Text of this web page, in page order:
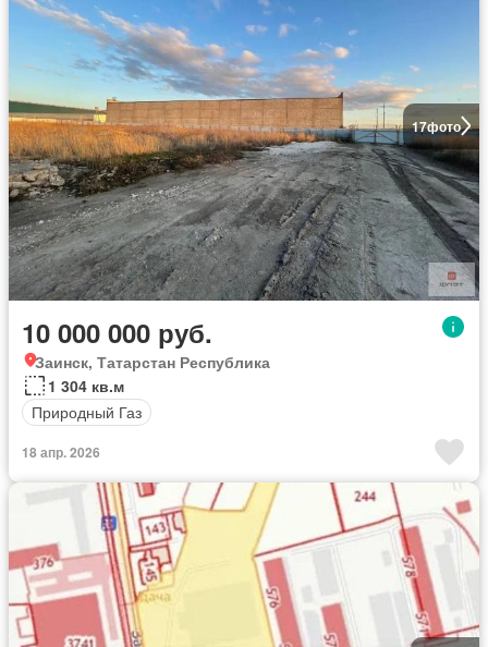
17фото
10 000 000 руб.
Заинск, Татарстан Республика
1 304 кв.м
Природный Газ
18 апр. 2026